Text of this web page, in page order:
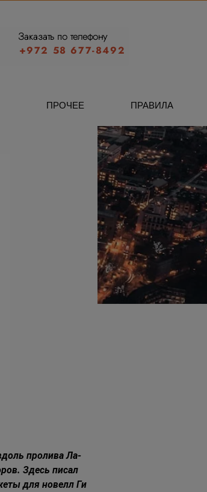
+972 58 677-8492
Заказать по телефону
ПРОЧЕЕ ПРАВИЛА
пролива Ла-
Здесь писал
для новелл Ги